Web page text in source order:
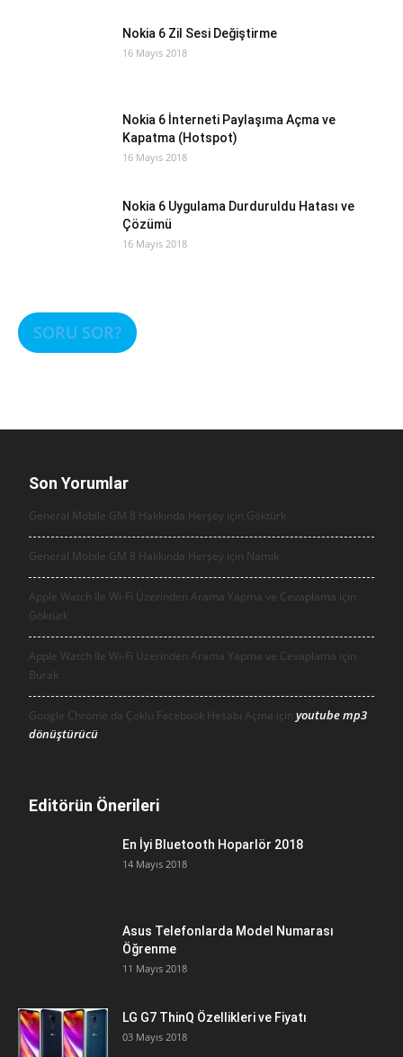
Nokia 6 Zil Sesi Değiştirme
16 Mayıs 2018
Nokia 6 İnterneti Paylaşıma Açma ve
Kapatma (Hotspot)
16 Mayıs 2018
Nokia 6 Uygulama Durduruldu Hatası ve
Çözümü
16 Mayıs 2018
SORU SOR?
Son Yorumlar
General Mobile GM 8 Hakkında Herşey için Göktürk
General Mobile GM 8 Hakkında Herşey için Namık
Apple Watch İle Wi-Fi Üzerinden Arama Yapma ve Cevaplama için
Göktürk
Apple Watch İle Wi-Fi Üzerinden Arama Yapma ve Cevaplama için
Burak
Google Chrome da Çoklu Facebook Hesabı Açma için youtube mp3
dönüştürücü
Editörün Önerileri
En İyi Bluetooth Hoparlör 2018
14 Mayıs 2018
Asus Telefonlarda Model Numarası
Öğrenme
11 Mayıs 2018
LG G7 ThinQ Özellikleri ve Fiyatı
03 Mayıs 2018